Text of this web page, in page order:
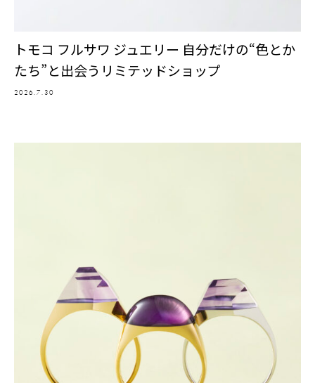
トモコ フルサワ ジュエリー 自分だけの“色とか
たち”と出会うリミテッドショップ
2026.7.30